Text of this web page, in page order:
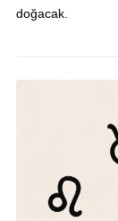
doğacak.